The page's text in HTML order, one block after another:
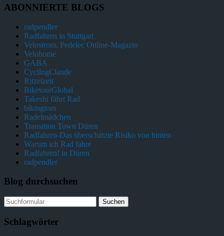
ABONNIERTE BLOGS
radpendler
Radfahren in Stuttgart
Velostrom, Pedelec Online-Magazin
Velohome
GABA
CyclingClaude
Ritzelzeit
BiketourGlobal
Takeshi fährt Rad
bikingtom
Radelmädchen
Transition Town Düren
Radfahren-Das überschätzte Risiko von hinten
Warum ich Rad fahre
Radfahren! in Düren
radpendler
Blog durchsuchen
Schlagwörter